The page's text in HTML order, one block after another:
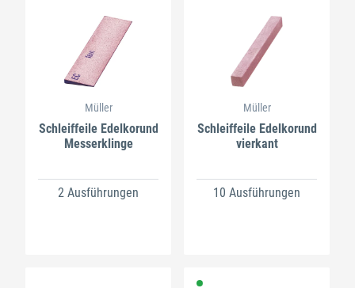
Müller
Schleiffeile Edelkorund
Messerklinge
2 Ausführungen
Müller
Schleiffeile Edelkorund
vierkant
10 Ausführungen